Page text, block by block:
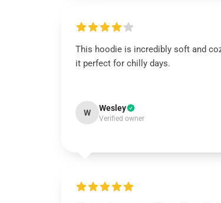
This hoodie is incredibly soft and
it perfect for chilly days.
W Wesley
Verified owner